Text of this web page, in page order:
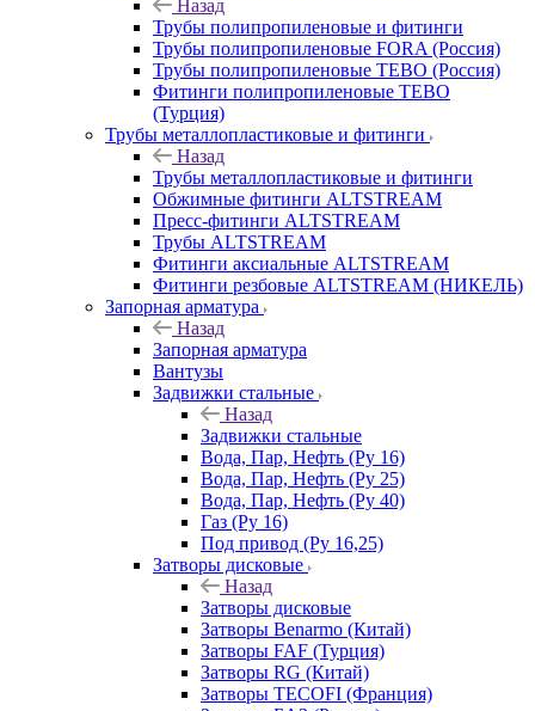
Назад
Трубы полипропиленовые и фитинги
Трубы полипропиленовые FORA (Россия)
Трубы полипропиленовые TEBO (Россия)
Фитинги полипропиленовые TEBO
(Турция)
Трубы металлопластиковые и фитинги
Назад
Трубы металлопластиковые и фитинги
Обжимные фитинги ALTSTREAM
Пресс-фитинги ALTSTREAM
Трубы ALTSTREAM
Фитинги аксиальные ALTSTREAM
Фитинги резбовые ALTSTREAM (НИКЕЛЬ)
Запорная арматура
Назад
Запорная арматура
Вантузы
Задвижки стальные
Назад
Задвижки стальные
Вода, Пар, Нефть (Ру 16)
Вода, Пар, Нефть (Ру 25)
Вода, Пар, Нефть (Ру 40)
Газ (Ру 16)
Под привод (Ру 16,25)
Затворы дисковые
Назад
Затворы дисковые
Затворы Benarmo (Китай)
Затворы FAF (Турция)
Затворы RG (Китай)
Затворы TECOFI (Франция)